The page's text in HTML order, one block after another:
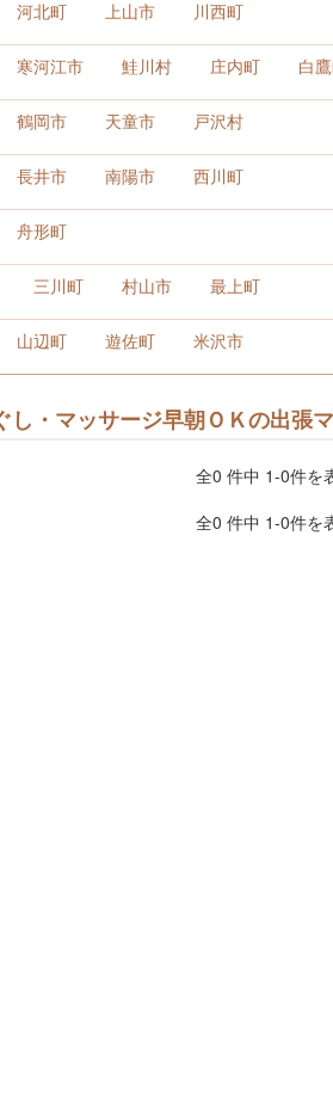
河北町 上山市 川西町
寒河江市 鮭川村 庄内町 白
鶴岡市 天童市 戸沢村
長井市 南陽市 西川町
舟形町
三川町 村山市 最上町
山辺町 遊佐町 米沢市
し・マッサージ早朝ＯＫの出
全0 件中 1-0件を
全0 件中 1-0件を